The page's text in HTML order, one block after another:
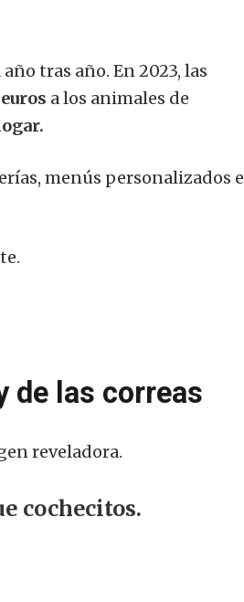
tras año. En 2023, las
a los animales de
menús personalizados e
de las correas
reveladora.
cochecitos.